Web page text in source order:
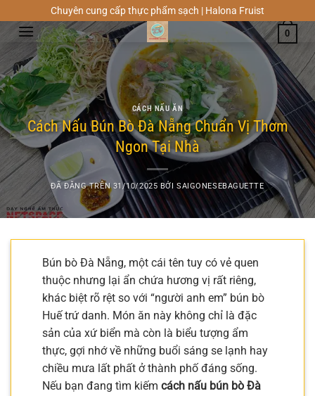
đến
nội
dung
Chuyên cung cấp thực phẩm sạch | Halona Fruist
0
CÁCH NẤU ĂN
Cách Nấu Bún Bò Đà Nẵng Chuẩn Vị Thơm
Ngon Tại Nhà
ĐÃ ĐĂNG TRÊN31/10/2025 BỞISAIGONESEBAGUETTE
Bún bò Đà Nẵng, một cái tên tuy có vẻ quen
thuộc nhưng lại ẩn chứa hương vị rất riêng,
khác biệt rõ rệt so với “người anh em” bún bò
Huế trứ danh. Món ăn này không chỉ là đặc
sản của xứ biển mà còn là biểu tượng ẩm
thực, gợi nhớ về những buổi sáng se lạnh hay
chiều mưa lất phất ở thành phố đáng sống.
Nếu bạn đang tìm kiếm cách nấu bún bò Đà